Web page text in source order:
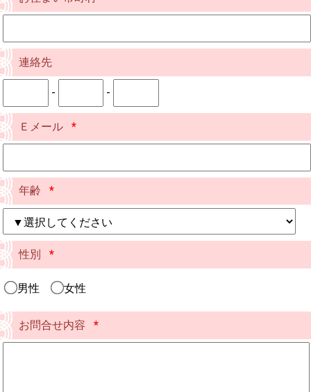
連絡先
- -
Ｅメール *
年齢 *
性別 *
男性 女性
お問合せ内容 *